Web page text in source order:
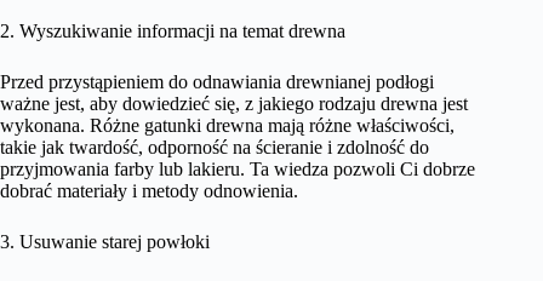
2. Wyszukiwanie informacji na temat drewna
Przed przystąpieniem do odnawiania drewnianej podłogi
ważne jest, aby dowiedzieć się, z jakiego rodzaju drewna jest
wykonana. Różne gatunki drewna mają różne właściwości,
takie jak twardość, odporność na ścieranie i zdolność do
przyjmowania farby lub lakieru. Ta wiedza pozwoli Ci dobrze
dobrać materiały i metody odnowienia.
3. Usuwanie starej powłoki